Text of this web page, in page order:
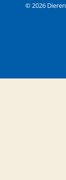
© 2026